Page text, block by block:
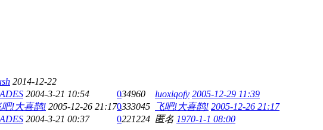
2014-12-22
2004-3-21 10:54 034960 luoxiqofy 2005-12-29 11:39
吧!大喜鹊! 2005-12-26 21:170333045 飞吧!大喜鹊! 2005-12-26 21:17
2004-3-21 00:37 0221224 匿名 1970-1-1 08:00